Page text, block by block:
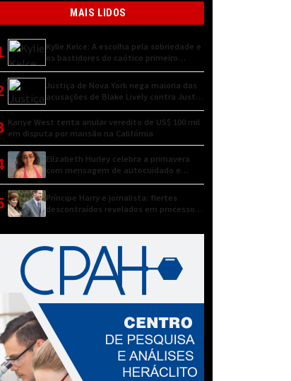
MAIS LIDOS
Kylie Kelce: A escolha pela sobriedade e
os bastidores do caótico primeiro
encontro
Justiça de Nova York nega maioria das
acusações de Blake Lively contra Justin
Baldoni
Kanye West tenta anular veredito de US$ 100 mil
em disputa por mansão na Califórnia
Elizabeth Hurley celebra a primavera
com mensagem de autocuidado e
conexão natural
Príncipe Harry e jornalista: flertes
descontraídos revelados em processo